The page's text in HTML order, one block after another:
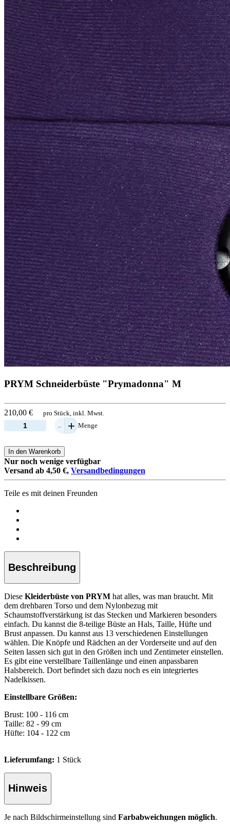
PRYM Schneiderbüste "Prymadonna" M
210,00 € pro Stück, inkl. Mwst.
- + Menge
In den Warenkorb
Nur noch wenige verfügbar
Versand ab 4,50 €, Versandbedingungen
Teile es mit deinen Freunden
Beschreibung
Diese Kleiderbüste von PRYM hat alles, was man braucht. Mit
dem drehbaren Torso und dem Nylonbezug mit
Schaumstoffverstärkung ist das Stecken und Markieren besonders
einfach. Du kannst die 8-teilige Büste an Hals, Taille, Hüfte und
Brust anpassen. Du kannst aus 13 verschiedenen Einstellungen
wählen. Die Knöpfe und Rädchen an der Vorderseite und auf den
Seiten lassen sich gut in den Größen inch und Zentimeter einstellen.
Es gibt eine verstellbare Taillenlänge und einen anpassbaren
Halsbereich. Dort befindet sich dazu noch es ein integriertes
Nadelkissen.
Einstellbare Größen:
Brust: 100 - 116 cm
Taille: 82 - 99 cm
Hüfte: 104 - 122 cm
Lieferumfang: 1 Stück
Hinweis
Je nach Bildschirmeinstellung sind Farbabweichungen möglich.